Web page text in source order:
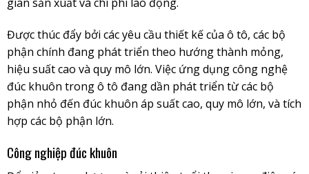
Được thúc đẩy bởi các yêu cầu thiết kế của ô tô, các bộ
phận chính đang phát triển theo hướng thành mỏng,
hiệu suất cao và quy mô lớn. Việc ứng dụng công nghệ
đúc khuôn trong ô tô đang dần phát triển từ các bộ
phận nhỏ đến đúc khuôn áp suất cao, quy mô lớn, và tích
hợp các bộ phận lớn.
Công nghiệp đúc khuôn